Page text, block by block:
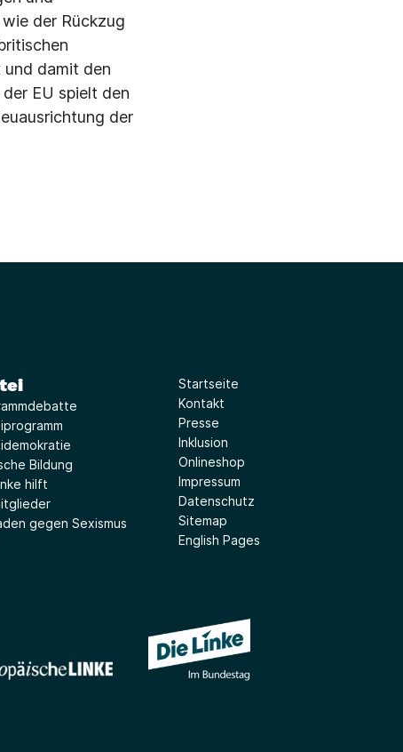
der Rückzug
und damit den
EU spielt den
der
Bildung
hilft
gegen Sexismus
Startseite
Kontakt
Presse
Inklusion
Onlineshop
Impressum
Datenschutz
Sitemap
English Pages
(Link öffnet ein neues Fenster)